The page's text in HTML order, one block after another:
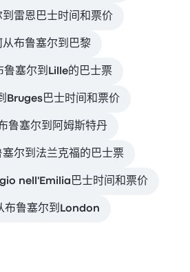
到雷恩巴士时间和票价
从布鲁塞尔到巴黎
鲁塞尔到Lille的巴士票
Bruges巴士时间和票价
鲁塞尔到阿姆斯特丹
塞尔到法兰克福的巴士票
nell'Emilia巴士时间和票价
布鲁塞尔到London